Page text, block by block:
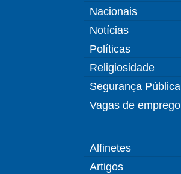
Nacionais
Notícias
Políticas
Religiosidade
Segurança Pública
Vagas de emprego
Alfinetes
Artigos